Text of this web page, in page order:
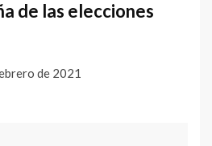
de las elecciones
de 2021